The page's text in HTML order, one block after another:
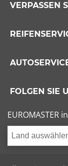
VERPASSEN
FOLGEN SIE
EUROMASTER
Land